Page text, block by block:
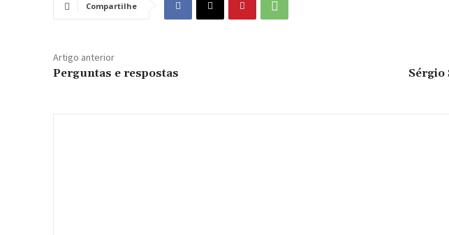
Compartilhe
Artigo anterior
Perguntas e respostas Sérgio